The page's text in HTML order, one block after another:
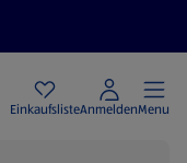
EinkaufslisteAnmeldenMenu